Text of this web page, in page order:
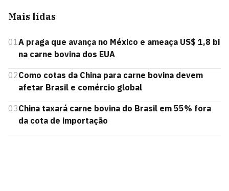
Mais lidas
01A praga que avança no México e ameaça US$ 1,8 bi
na carne bovina dos EUA
02Como cotas da China para carne bovina devem
afetar Brasil e comércio global
03China taxará carne bovina do Brasil em 55% fora
da cota de importação